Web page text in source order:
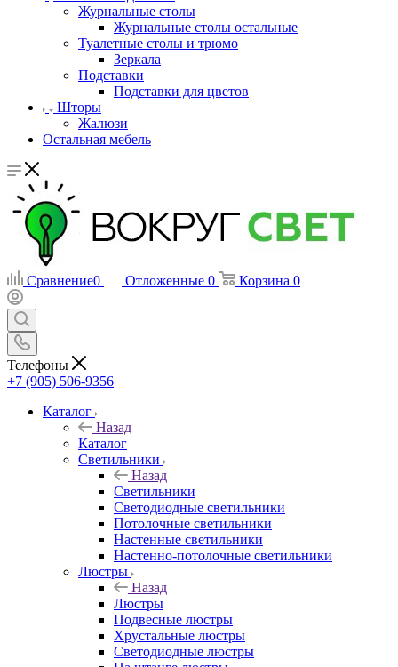
Журнальные столы
Журнальные столы остальные
Туалетные столы и трюмо
Зеркала
Подставки
Подставки для цветов
Шторы
Жалюзи
Остальная мебель
Сравнение0 Отложенные 0 Корзина 0
Телефоны
+7 (905) 506-9356
Каталог
Назад
Каталог
Светильники
Назад
Светильники
Светодиодные светильники
Потолочные светильники
Настенные светильники
Настенно-потолочные светильники
Люстры
Назад
Люстры
Подвесные люстры
Хрустальные люстры
Светодиодные люстры